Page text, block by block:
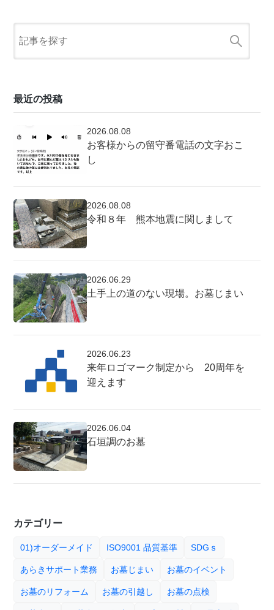
最近の投稿
2026.08.08
お客様からの留守番電話の文字おこ
し
2026.08.08
令和８年 熊本地震に関しまして
2026.06.29
土手上の道のない現場。お墓じまい
2026.06.23
来年ロゴマーク制定から 20周年を
迎えます
2026.06.04
石垣調のお墓
カテゴリー
01)オーダーメイド ISO9001 品質基準 SDGｓ
あらきサポート業務 お墓じまい お墓のイベント
お墓のリフォーム お墓の引越し お墓の点検